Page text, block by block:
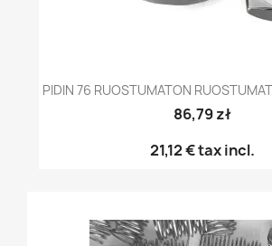
PIDIN 76 RUOSTUMATON
86,79 zł
21,12 €tax incl.